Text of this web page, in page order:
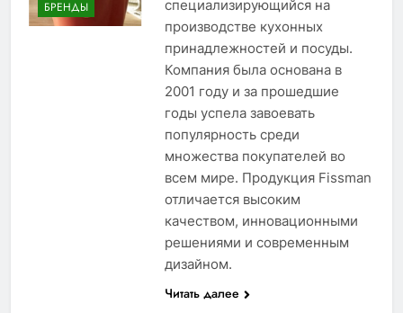
БРЕНДЫ
специализирующийся на
производстве кухонных
принадлежностей и посуды.
Компания была основана в
2001 году и за прошедшие
годы успела завоевать
популярность среди
множества покупателей во
всем мире. Продукция Fissman
отличается высоким
качеством, инновационными
решениями и современным
дизайном.
Читать далее